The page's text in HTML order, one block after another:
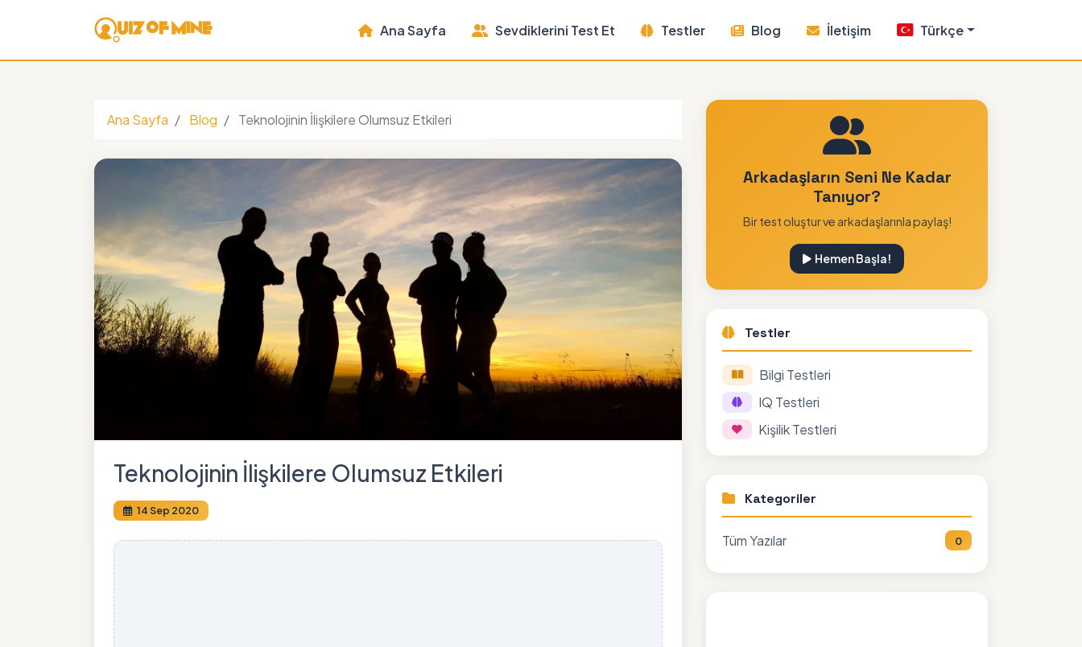
Ana Sayfa Sevdiklerini Test Et Testler Blog İletişim Türkçe
Ana Sayfa Blog Teknolojinin İlişkilere Olumsuz Etkileri
Teknolojinin İlişkilere Olumsuz Etkileri
14 Sep 2020
Arkadaşların Seni Ne Kadar
Tanıyor?
Bir test oluştur ve arkadaşlarınla paylaş!
Hemen Başla!
Testler
Bilgi Testleri
IQ Testleri
Kişilik Testleri
Kategoriler
Tüm Yazılar 0